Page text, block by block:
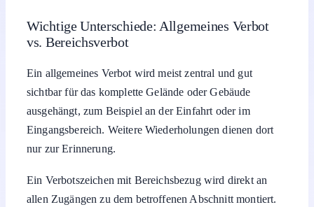
Wichtige Unterschiede: Allgemeines Verbot
vs. Bereichsverbot
Ein allgemeines Verbot wird meist zentral und gut
sichtbar für das komplette Gelände oder Gebäude
ausgehängt, zum Beispiel an der Einfahrt oder im
Eingangsbereich. Weitere Wiederholungen dienen dort
nur zur Erinnerung.
Ein Verbotszeichen mit Bereichsbezug wird direkt an
allen Zugängen zu dem betroffenen Abschnitt montiert.